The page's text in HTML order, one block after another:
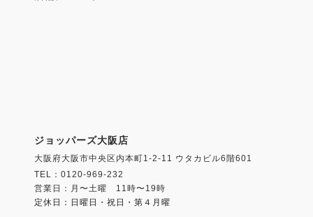
ジョッパーズ大阪店
大阪府大阪市中央区内本町1-2-11 ウタカビル6階601
TEL：0120-969-232
営業日：月〜土曜 11時〜19時
定休日：日曜日・祝日・第４月曜